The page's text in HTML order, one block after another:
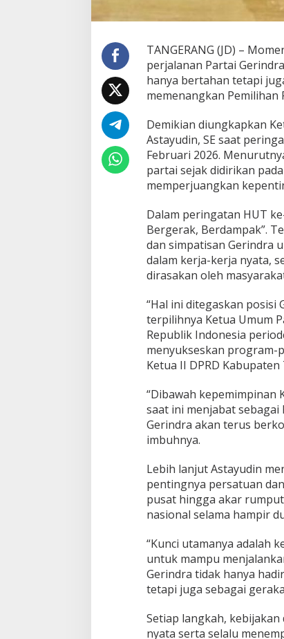
y
t
a
F
o
n
a
s
i
K
u
a
a
l
a
n
a
A
m
a
a
h
a
k
a
t
TANGERANG (JD) –
perjalanan Partai
hanya bertahan tetapi
memenangkan Pemilihan
Demikian diungkapkan
Astayudin, SE saat
Februari 2026.
partai sejak didirikan
memperjuangkan
Dalam peringatan HUT
Bergerak, Berdampak”.
dan simpatisan Gerindra
dalam kerja-kerja nyata,
dirasakan oleh
“Hal ini ditegaskan posisi
terpilihnya Ketua Umum
Republik Indonesia
menyukseskan program-
Ketua II DPRD
“Dibawah kepemimpinan
saat ini menjabat sebagai
Gerindra akan terus
imbuhnya.
Lebih lanjut Astayudin
pentingnya persatuan
pusat hingga akar
nasional selama hampir
“Kunci utamanya adalah
untuk mampu
Gerindra tidak hanya
tetapi juga sebagai
Setiap langkah,
nyata serta selalu